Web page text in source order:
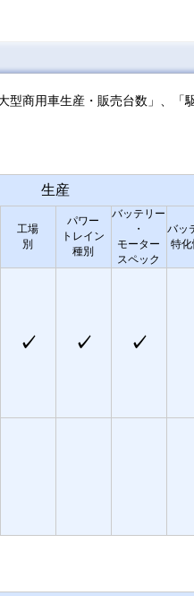
商用車生産・販売台数」、「
生産
工場
別
パワー
トレイン
種別
バッテリー
・
モーター
スペック
バッ
特化
✓ ✓ ✓